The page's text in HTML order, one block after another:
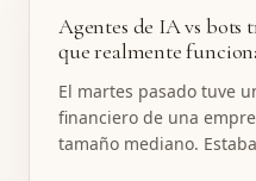
Agentes de IA vs bots
que realmente
El martes pasado tuve
financiero de una
tamaño mediano.